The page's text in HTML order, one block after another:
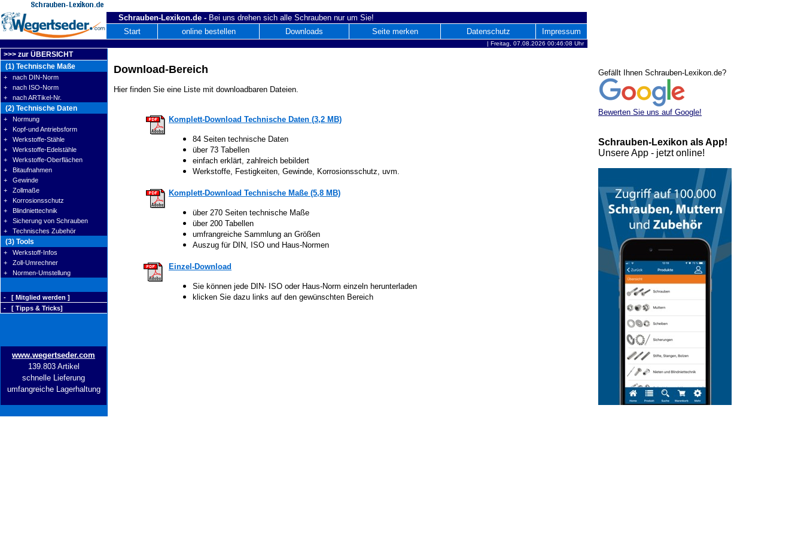
Schrauben-Lexikon.de - Bei uns drehen sich alle Schrauben nur um Sie!
Start
online bestellen Downloads Seite merken Datenschutz Impressum
| Freitag, 07.08.2026 00:46:08 Uhr
>>> zur ÜBERSICHT
(1) Technische Maße
+ nach DIN-Norm
+ nach ISO-Norm
+ nach ARTikel-Nr.
(2) Technische Daten
+ Normung
+ Kopf-und Antriebsform
+ Werkstoffe-Stähle
+ Werkstoffe-Edelstähle
+ Werkstoffe-Oberflächen
+ Bitaufnahmen
+ Gewinde
+ Zollmaße
+ Korrosionsschutz
+ Blindniettechnik
+ Sicherung von Schrauben
+ Technisches Zubehör
(3) Tools
+ Werkstoff-Infos
+ Zoll-Umrechner
+ Normen-Umstellung
- [ Mitglied werden ]
- [ Tipps & Tricks]
www.wegertseder.com
139.803 Artikel
schnelle Lieferung
umfangreiche Lagerhaltung
Download-Bereich
Hier finden Sie eine Liste mit downloadbaren Dateien.
Komplett-Download Technische Daten (3,2 MB)
84 Seiten technische Daten
über 73 Tabellen
einfach erklärt, zahlreich bebildert
Werkstoffe, Festigkeiten, Gewinde, Korrosionsschutz, uvm.
Komplett-Download Technische Maße (5,8 MB)
über 270 Seiten technische Maße
über 200 Tabellen
umfrangreiche Sammlung an Größen
Auszug für DIN, ISO und Haus-Normen
Einzel-Download
Sie können jede DIN- ISO oder Haus-Norm einzeln herunterladen
klicken Sie dazu links auf den gewünschten Bereich
Gefällt Ihnen Schrauben-Lexikon.de?
Bewerten Sie uns auf Google!
Schrauben-Lexikon als App!
Unsere App - jetzt online!